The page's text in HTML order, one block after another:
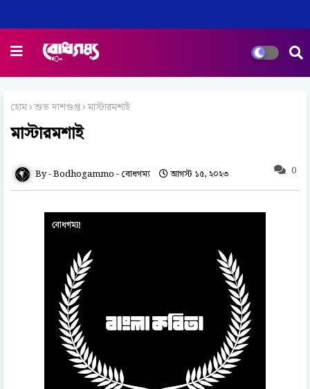
হোম শুভ দাশগুপ্ত মাস্টারমশাই
মাস্টারমশাই
0
Bodhogammo - বোধগম্য আগস্ট ১৫, ২০২৩